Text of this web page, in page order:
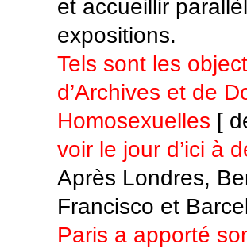
et accueillir
expositions.
Tels sont les
d’Archives et de
Homosexuelles [
voir le jour d’ici à
Après Londres,
Francisco et
Paris a apporté